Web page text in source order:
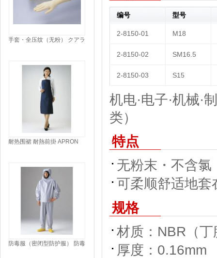
编号 型号
2-8150-01 M18
2-8150-02 SM16.5
2-8150-03 S15
机电·电子·机械·
类）
特点
无粉末・不含氯
可柔顺舒适地套
规格
材质：NBR（
厚度：
手套・全压纹（无粉） クアラ
LATEX POWDER FREE
耐热围裙 耐熱前掛 APRON
防毒服（密闭型防护服） 防毒